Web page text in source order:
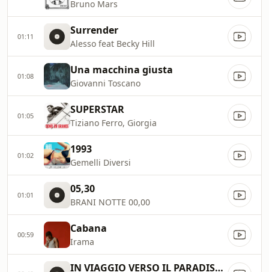
Bruno Mars
01:11 Surrender
Alesso feat Becky Hill
01:08 Una macchina giusta
Giovanni Toscano
01:05 SUPERSTAR
Tiziano Ferro, Giorgia
01:02 1993
Gemelli Diversi
01:01 05,30
BRANI NOTTE 00,00
00:59 Cabana
Irama
IN VIAGGIO VERSO IL PARADISO (Testo Lyrics)